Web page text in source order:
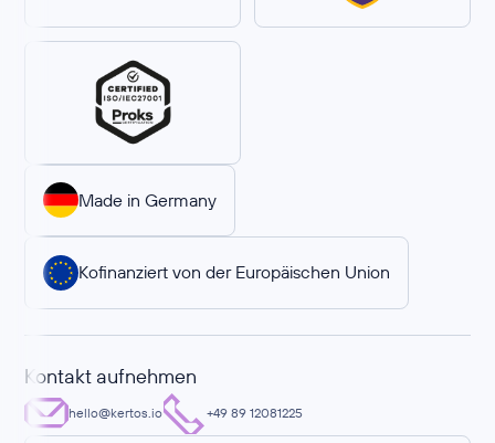
Made in Germany
Kofinanziert von der Europäischen Union
Kontakt aufnehmen
hello@kertos.io +49 89 12081225